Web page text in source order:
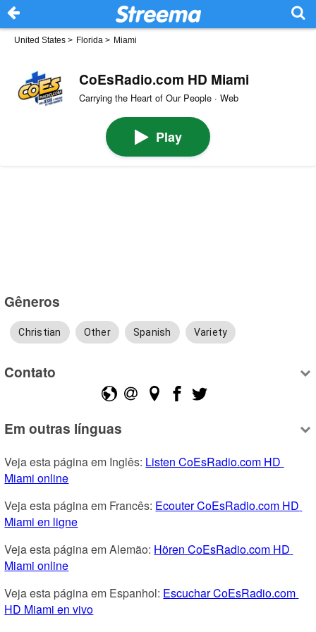
United States > Florida > Miami
CoEsRadio.com HD Miami
Carrying the Heart of Our People · Web
Play
Gêneros
Christian Other Spanish Variety
Contato
Em outras línguas
Veja esta página em Inglês: Listen CoEsRadio.com HD
Miami online
Veja esta página em Francês: Ecouter CoEsRadio.com HD
Miami en ligne
Veja esta página em Alemão: Hören CoEsRadio.com HD
Miami online
Veja esta página em Espanhol: Escuchar CoEsRadio.com
HD Miami en vivo